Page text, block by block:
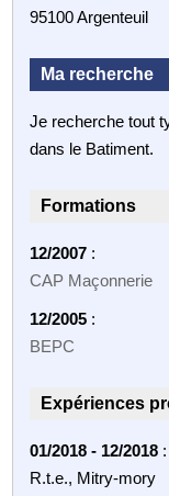
95100 Argenteuil
Ma recherche
Je recherche tout
dans le Batiment.
Formations
12/2007 :
CAP Maçonnerie
12/2005 :
BEPC
Expériences
01/2018 - 12/2018
R.t.e., Mitry-mory